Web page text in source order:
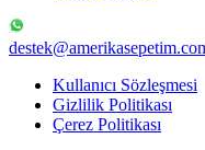
Kullanıcı Sözleşmesi
Gizlilik Politikası
Çerez Politikası